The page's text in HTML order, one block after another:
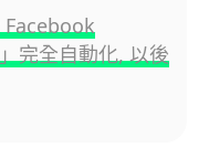
Facebook
完全自動化, 以後